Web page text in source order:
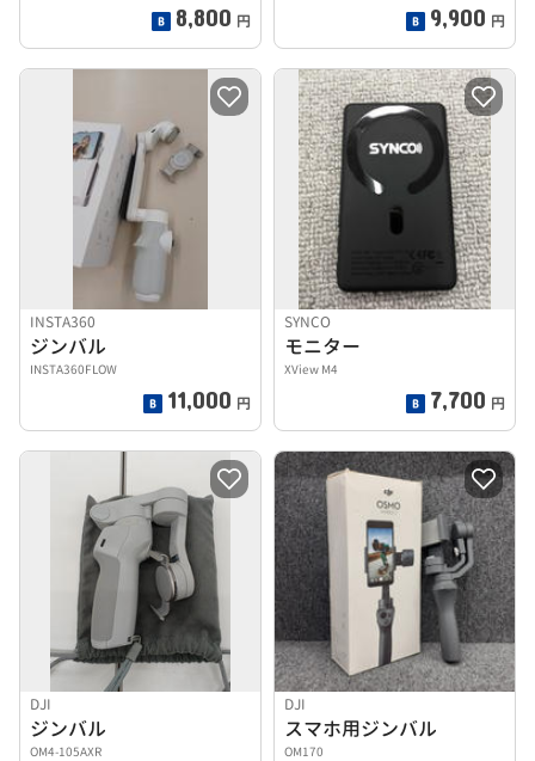
8,800 円 9,900 円
INSTA360
ジンバル
INSTA360FLOW
11,000 円
SYNCO
モニター
XView M4
7,700 円
DJI
ジンバル
OM4-105AXR
DJI
スマホ用ジンバル
OM170